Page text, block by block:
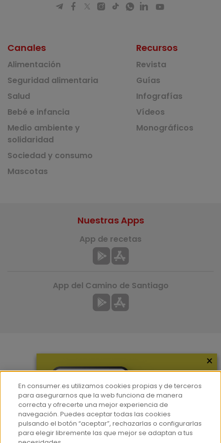
Canales
Alimentación
Seguridad alimentaria
Salud
Bebé e infancia
Medio ambiente y
solidaridad
Sociedad y consumo
Mascotas
Recursos
Revista
Guías
Infografías
Vídeos
Monográficos
Hemeroteca
Contacto
Prensa
Nuestras Apps
App de recetas
App del Camino de Santiago
×
En consumer.es utilizamos cookies propias y de terceros
para asegurarnos que la web funciona de manera
correcta y ofrecerte una mejor experiencia de
navegación. Puedes aceptar todas las cookies
pulsando el botón “aceptar”, rechazarlas o configurarlas
para elegir libremente las que mejor se adaptan a tus